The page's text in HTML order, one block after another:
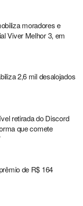
moradores e
Viver Melhor 3, em
2,6 mil desalojados
retirada do Discord
que comete
de R$ 164